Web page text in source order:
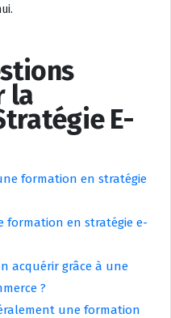
la
E-
formation en stratégie
formation en stratégie e-
acquérir grâce à une
?
une formation